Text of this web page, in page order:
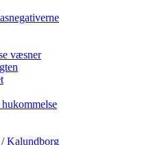
væsner
Kalundborg